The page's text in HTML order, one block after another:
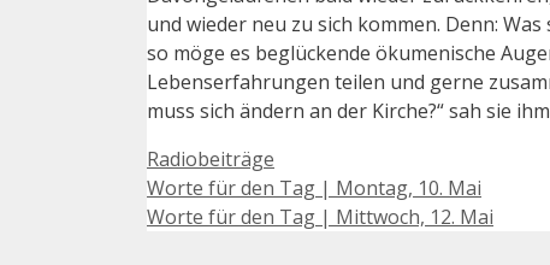
und wieder neu zu sich kommen. Denn:
so möge es beglückende ökumenische
Lebenserfahrungen teilen und gerne
muss sich ändern an der Kirche?“ sah sie
Kategorien
Radiobeiträge
Beitrags-
Navigation
Worte für den Tag | Montag, 10. Mai
Worte für den Tag | Mittwoch, 12. Mai